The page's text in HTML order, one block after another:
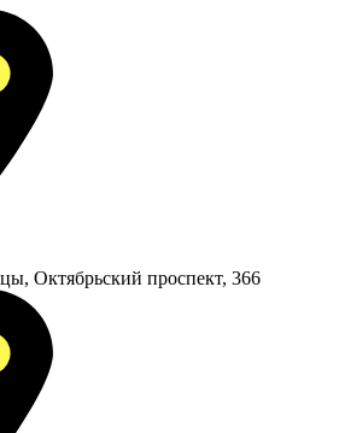
Октябрьский проспект, 366